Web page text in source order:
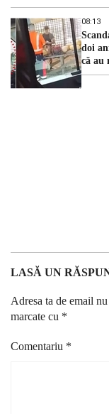
08:13
doi
că au
LASĂ UN
Adresa ta de email
marcate cu *
Comentariu *